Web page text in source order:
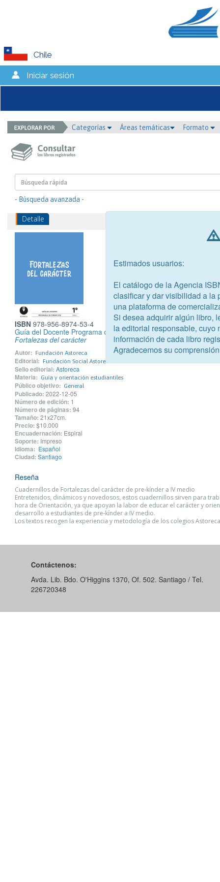
Chile
Iniciar sesión
Categorías Áreas temáticas Formato
- Búsqueda avanzada -
Detalle
ISBN 978-956-8974-53-4
Guía del Docente Programa de Formación 1° Básico
Fortalezas del carácter
Autor: Fundación Astoreca
Editorial: Fundación Social Astoreca
Sello editorial: Astoreca
Materia: Guía y orientación estudiantiles
Público objetivo: General
Publicado: 2022-12-05
Número de edición: 1
Número de páginas: 94
Tamaño: 21x27cm.
Precio: $10.000
Encuadernación: Espiral
Soporte: Impreso
Idioma: Español
Ciudad: Santiago
Reseña
Cuadernillos de Fortalezas del carácter de pre-kínder a IV medio
Entretenidos, dinámicos y novedosos, estos cuadernillos sirven para
hora de Orientación, ya que apoyan la labor de educar el carácter y
desarrollo a estudiantes de pre-kínder a IV medio.
Los textos recogen la experiencia y metodología de los colegios Astoreca
Contáctenos:
Avda. Lib. Bdo. O'Higgins 1370, Of. 502. Santiago / Tel.
226720348
Estimados usuarios:
El catálogo de la Agencia
clasificar y dar visibilidad a la
una plataforma de
Si desea adquirir algún libro,
la editorial responsable, cuyo
información de cada libro
Agradecemos su